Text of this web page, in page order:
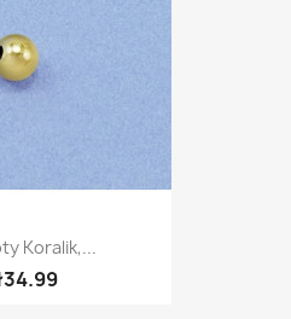
Koralik,...